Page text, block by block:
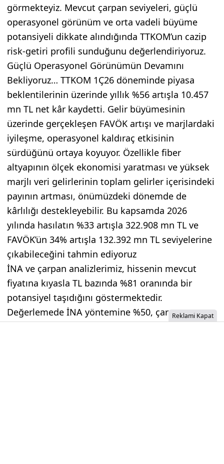
görmekteyiz. Mevcut çarpan seviyeleri, güçlü
operasyonel görünüm ve orta vadeli büyüme
potansiyeli dikkate alındığında TTKOM’un cazip
risk-getiri profili sunduğunu değerlendiriyoruz.
Güçlü Operasyonel Görünümün Devamını
Bekliyoruz… TTKOM 1Ç26 döneminde piyasa
beklentilerinin üzerinde yıllık %56 artışla 10.457
mn TL net kâr kaydetti. Gelir büyümesinin
üzerinde gerçekleşen FAVÖK artışı ve marjlardaki
iyileşme, operasyonel kaldıraç etkisinin
sürdüğünü ortaya koyuyor. Özellikle fiber
altyapının ölçek ekonomisi yaratması ve yüksek
marjlı veri gelirlerinin toplam gelirler içerisindeki
payının artması, önümüzdeki dönemde de
kârlılığı destekleyebilir. Bu kapsamda 2026
yılında hasılatın %33 artışla 322.908 mn TL ve
FAVÖK’ün 34% artışla 132.392 mn TL seviyelerine
çıkabileceğini tahmin ediyoruz
İNA ve çarpan analizlerimiz, hissenin mevcut
fiyatına kıyasla TL bazında %81 oranında bir
potansiyel taşıdığını göstermektedir.
Değerlemede İNA yöntemine %50, çarpanReklami Kapat